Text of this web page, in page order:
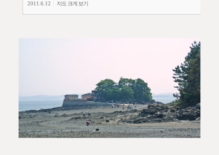
2011.6.12 지도 크게 보기